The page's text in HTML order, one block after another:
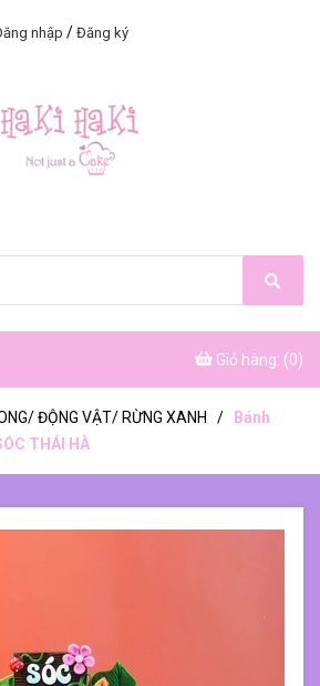
nhập / Đăng ký
Giỏ hàng: (0)
ĐỘNG VẬT/ RỪNG XANH /
Bánh
THÁI HÀ